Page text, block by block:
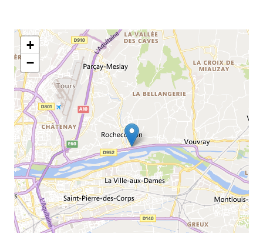
+
−
P
o
p
o
s
e
r
u
n
é
v
è
n
e